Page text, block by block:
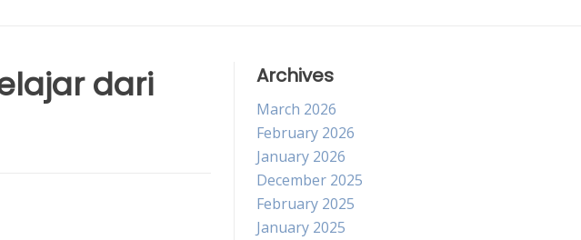
dari
Archives
March 2026
February 2026
January 2026
December 2025
February 2025
January 2025